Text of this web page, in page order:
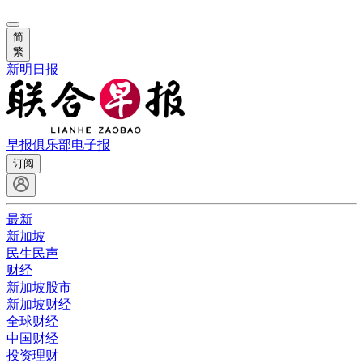
简
繁
新明日报
早报俱乐部电子报
订阅
最新
新加坡
民生民声
财经
新加坡股市
新加坡财经
全球财经
中国财经
投资理财